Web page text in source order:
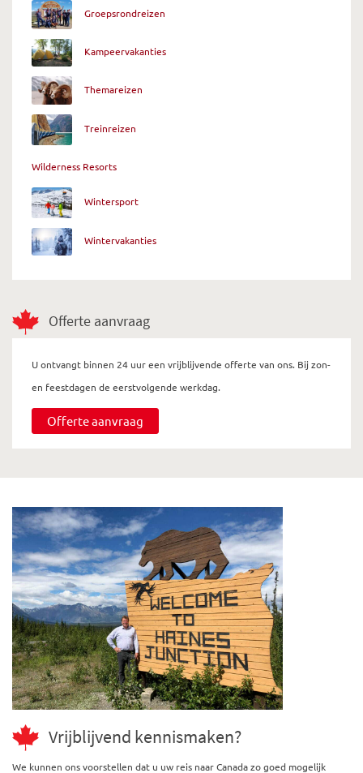
Groepsrondreizen
Kampeervakanties
Themareizen
Treinreizen
Wilderness Resorts
Wintersport
Wintervakanties
Offerte aanvraag
U ontvangt binnen 24 uur een vrijblijvende offerte van ons. Bij zon-
en feestdagen de eerstvolgende werkdag.
Offerte aanvraag
Vrijblijvend kennismaken?
We kunnen ons voorstellen dat u uw reis naar Canada zo goed mogelijk